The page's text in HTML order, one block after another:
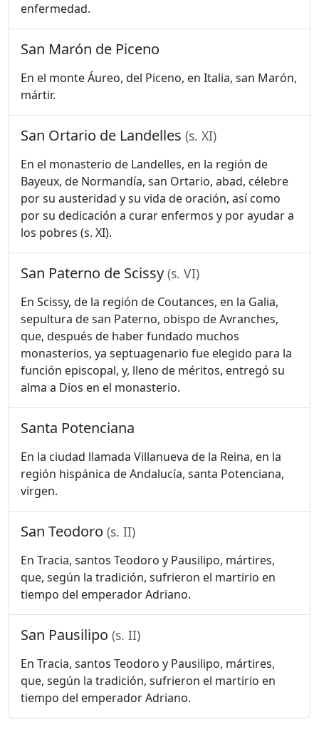
enfermedad.
San Marón de Piceno
En el monte Áureo, del Piceno, en Italia, san Marón,
mártir.
San Ortario de Landelles (s. XI)
En el monasterio de Landelles, en la región de
Bayeux, de Normandía, san Ortario, abad, célebre
por su austeridad y su vida de oración, así como
por su dedicación a curar enfermos y por ayudar a
los pobres (s. XI).
San Paterno de Scissy (s. VI)
En Scissy, de la región de Coutances, en la Galia,
sepultura de san Paterno, obispo de Avranches,
que, después de haber fundado muchos
monasterios, ya septuagenario fue elegido para la
función episcopal, y, lleno de méritos, entregó su
alma a Dios en el monasterio.
Santa Potenciana
En la ciudad llamada Villanueva de la Reina, en la
región hispánica de Andalucía, santa Potenciana,
virgen.
San Teodoro (s. II)
En Tracia, santos Teodoro y Pausilipo, mártires,
que, según la tradición, sufrieron el martirio en
tiempo del emperador Adriano.
San Pausilipo (s. II)
En Tracia, santos Teodoro y Pausilipo, mártires,
que, según la tradición, sufrieron el martirio en
tiempo del emperador Adriano.